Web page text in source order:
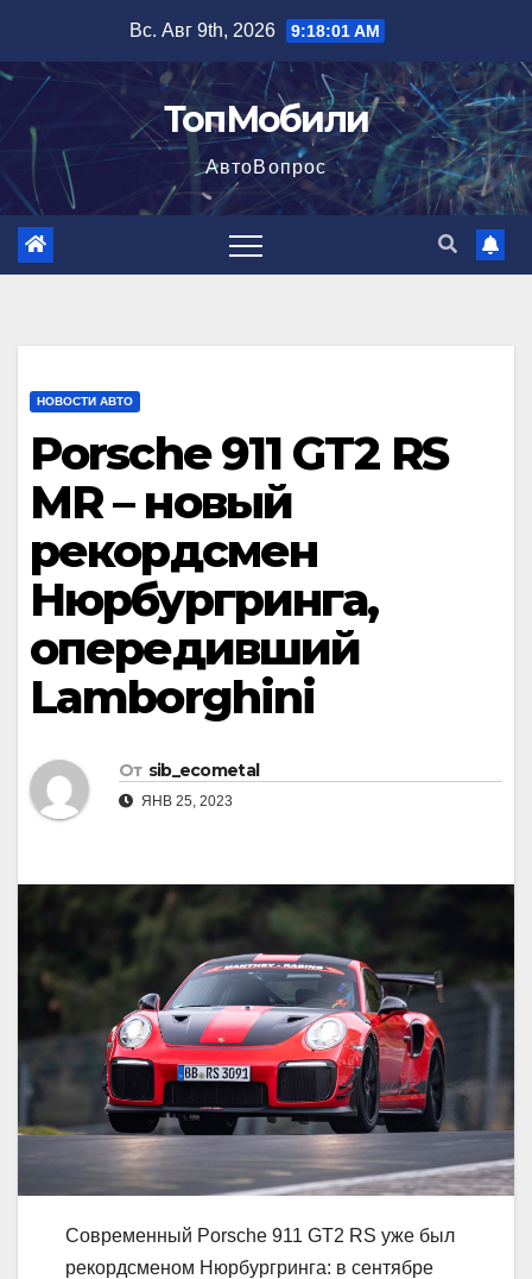
содержимому
Вс. Авг 9th, 2026 9:18:03 AM
ТопМобили
АвтоВопрос
НОВОСТИ АВТО
Porsche 911 GT2 RS
MR – новый
рекордсмен
Нюрбургринга,
опередивший
Lamborghini
От sib_ecometal
ЯНВ 25, 2023
Современный Porsche 911 GT2 RS уже был
рекордсменом Нюрбургринга: в сентябре